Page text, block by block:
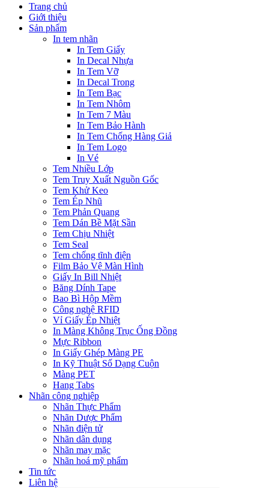
Trang chủ
Giới thiệu
Sản phẩm
In tem nhãn
In Tem Giấy
In Decal Nhựa
In Tem Vỡ
In Decal Trong
In Tem Bạc
In Tem Nhôm
In Tem 7 Màu
In Tem Bảo Hành
In Tem Chống Hàng Giả
In Tem Logo
In Vé
Tem Nhiều Lớp
Tem Truy Xuất Nguồn Gốc
Tem Khử Keo
Tem Ép Nhũ
Tem Phản Quang
Tem Dán Bề Mặt Sần
Tem Chịu Nhiệt
Tem Seal
Tem chống tĩnh điện
Film Bảo Vệ Màn Hình
Giấy In Bill Nhiệt
Băng Dính Tape
Bao Bì Hộp Mềm
Công nghệ RFID
Vỉ Giấy Ép Nhiệt
In Màng Không Trục Ống Đồng
Mực Ribbon
In Giấy Ghép Màng PE
In Kỹ Thuật Số Dạng Cuộn
Màng PET
Hang Tabs
Nhãn công nghiệp
Nhãn Thực Phẩm
Nhãn Dược Phẩm
Nhãn điện tử
Nhãn dân dụng
Nhãn may mặc
Nhãn hoá mỹ phẩm
Tin tức
Liên hệ